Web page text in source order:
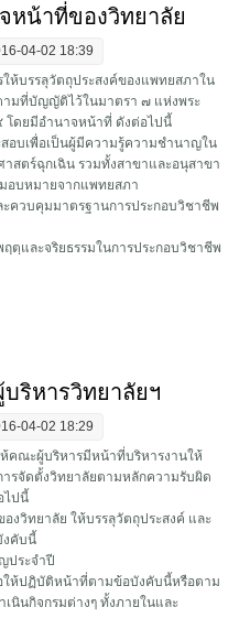
หน้าที่ของวิทยาลัย
04-02 18:39
ห้บรรลุวัตถุประสงค์ของแพทยสภาใน
ามที่บัญญัติไว้ในมาตรา ๗ แห่งพระ
ดยมีอำนาจหน้าที่ ดังต่อไปนี้
อบเพื่อเป็นผู้มีความรู้ความชำนาญใน
าสตร์ฉุกเฉิน รวมทั้งสาขาและอนุสาขา
อบหมายจากแพทยสภา
ควบคุมมาตรฐานการประกอบวิชาชีพ
ตฺและจริยธรรมในการประกอบวิชาชีพ
ริหารวิทยาลัยฯ
04-02 18:29
คณะผู้บริหารมีหน้าที่บริหารงานให้
รจัดตั้งวิทยาลัยตามหลักความรับผิด
ไปนี้
งวิทยาลัย ให้บรรลุวัตถุประสงค์ และ
งคับนี้
ประจำปี
ให้ปฏิบัติหน้าที่ตามข้อบังคับนี้หรือตาม
นินกิจกรมต่างๆ ทั้งภายในและ